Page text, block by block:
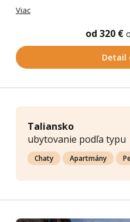
Viac
od 320 €
Detail
Taliansko
ubytovanie podľa typu
Chaty Apartmány